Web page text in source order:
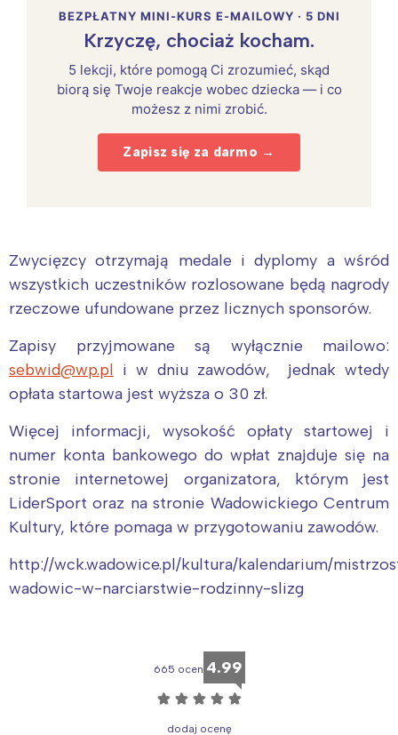
BEZPŁATNY MINI-KURS E-MAILOWY · 5 DNI
Krzyczę, chociaż kocham.
5 lekcji, które pomogą Ci zrozumieć, skąd
biorą się Twoje reakcje wobec dziecka — i co
możesz z nimi zrobić.
Zapisz się za darmo →
Zwycięzcy otrzymają medale i dyplomy a wśród
wszystkich uczestników rozlosowane będą nagrody
rzeczowe ufundowane przez licznych sponsorów.
Zapisy przyjmowane są wyłącznie mailowo:
sebwid@wp.pl i w dniu zawodów, jednak wtedy
opłata startowa jest wyższa o 30 zł.
Więcej informacji, wysokość opłaty startowej i
numer konta bankowego do wpłat znajduje się na
stronie internetowej organizatora, którym jest
LiderSport oraz na stronie Wadowickiego Centrum
Kultury, które pomaga w przygotowaniu zawodów.
http://wck.wadowice.pl/kultura/kalendarium/
wadowic-w-narciarstwie-rodzinny-slizg
665 ocen 4.99
☆ ☆ ☆ ☆ ☆
dodaj ocenę
Interesują mnie wydarzenia z